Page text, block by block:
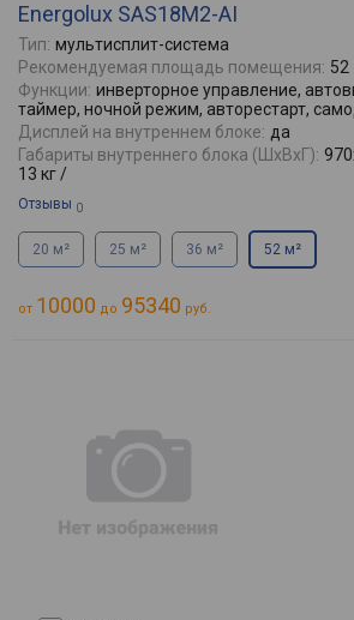
Energolux SAS18M2-AI
Тип: мультисплит-система
Рекомендуемая площадь помещения: 52
Функции: инверторное управление,
таймер, ночной режим, авторестарт,
Дисплей на внутреннем блоке: да
Габариты внутреннего блока (ШхВхГ):
13 кг /
Отзывы 0
20 м² 25 м² 36 м² 52 м²
от 10000 до 95340 руб.